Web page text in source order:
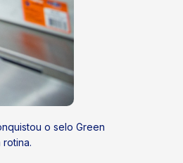
o selo Green